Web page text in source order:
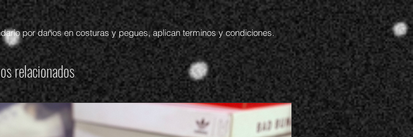
por daños en costuras y pegues, aplican terminos y condiciones.
relacionados
Original PS97